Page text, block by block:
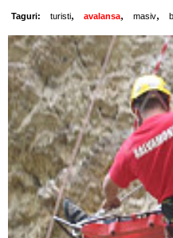
Taguri: turisti, avalansa, masiv,